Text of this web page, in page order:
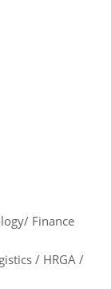
Finance
/ HRGA /